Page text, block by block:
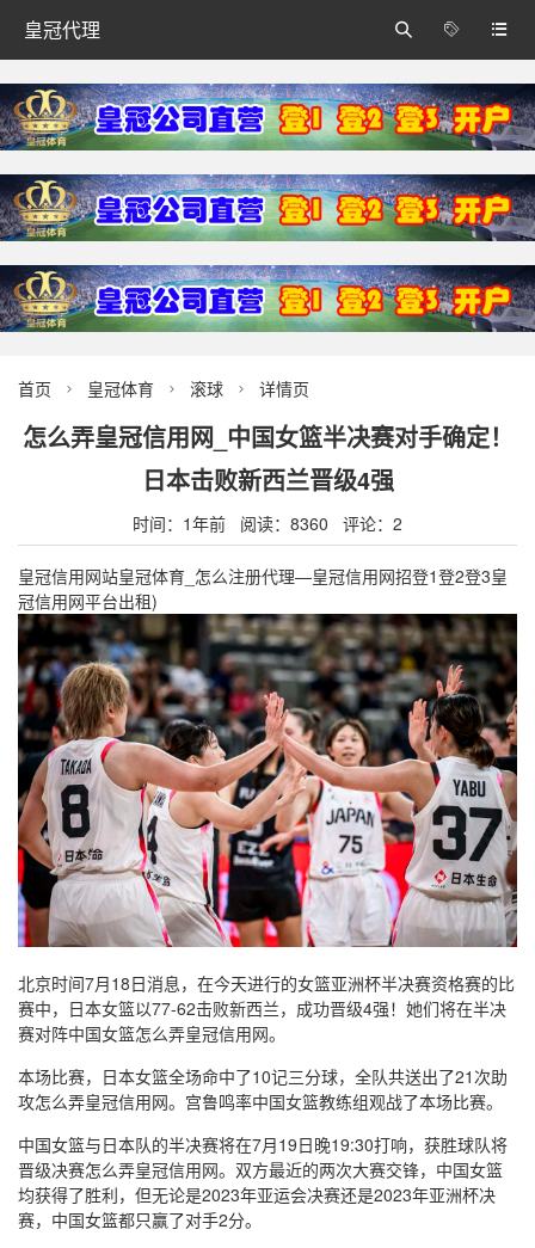
皇冠代理 


首页  皇冠体育  滚球  详情页
怎么弄皇冠信用网_中国女篮半决赛对手确定！
日本击败新西兰晋级4强
时间：1年前 阅读：8360 评论：2
皇冠信用网站皇冠体育_怎么注册代理—皇冠信用网招登1登2登3皇
冠信用网平台出租)
北京时间7月18日消息，在今天进行的女篮亚洲杯半决赛资格赛的比
赛中，日本女篮以77-62击败新西兰，成功晋级4强！她们将在半决
赛对阵中国女篮怎么弄皇冠信用网。
本场比赛，日本女篮全场命中了10记三分球，全队共送出了21次助
攻怎么弄皇冠信用网。宫鲁鸣率中国女篮教练组观战了本场比赛。
中国女篮与日本队的半决赛将在7月19日晚19:30打响，获胜球队将
晋级决赛怎么弄皇冠信用网。双方最近的两次大赛交锋，中国女篮
均获得了胜利，但无论是2023年亚运会决赛还是2023年亚洲杯决
赛，中国女篮都只赢了对手2分。